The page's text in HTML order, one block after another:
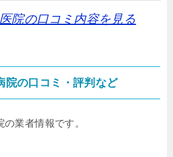
院の口コミ内容を見る
院の口コミ・評判など
業者情報です。